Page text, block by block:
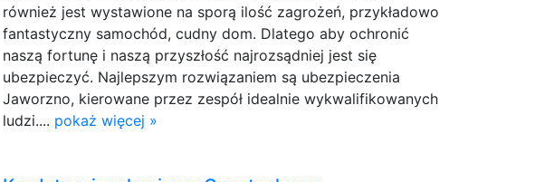
również jest wystawione na sporą ilość zagrożeń, przykładowo
fantastyczny samochód, cudny dom. Dlatego aby ochronić
naszą fortunę i naszą przyszłość najrozsądniej jest się
ubezpieczyć. Najlepszym rozwiązaniem są ubezpieczenia
Jaworzno, kierowane przez zespół idealnie wykwalifikowanych
ludzi.... pokaż więcej »